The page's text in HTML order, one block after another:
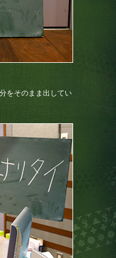
をそのまま出してい